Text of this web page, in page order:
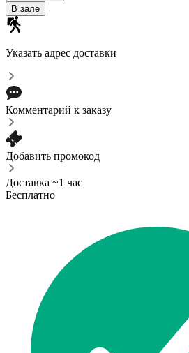
В зале
Указать адрес доставки
Комментарий к заказу
Добавить промокод
Доставка ~1 час
Бесплатно